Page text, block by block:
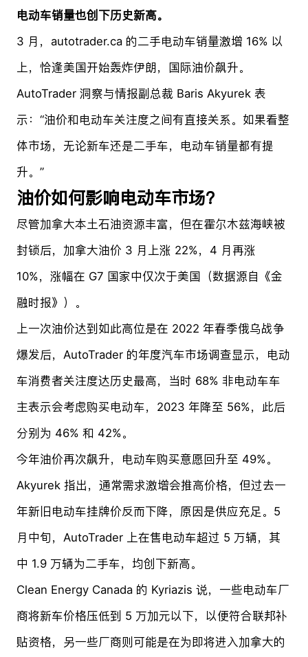
电动车销量也创下历史新高。
3 月，autotrader.ca 的二手电动车销量激增 16% 以
上，恰逢美国开始轰炸伊朗，国际油价飙升。
AutoTrader 洞察与情报副总裁 Baris Akyurek 表
示：“油价和电动车关注度之间有直接关系。如果看整
体市场，无论新车还是二手车，电动车销量都有提
升。”
油价如何影响电动车市场？
尽管加拿大本土石油资源丰富，但在霍尔木兹海峡被
封锁后，加拿大油价 3 月上涨 22%，4 月再涨
10%，涨幅在 G7 国家中仅次于美国（数据源自《金
融时报》）。
上一次油价达到如此高位是在 2022 年春季俄乌战争
爆发后，AutoTrader 的年度汽车市场调查显示，电动
车消费者关注度达历史最高，当时 68% 非电动车车
主表示会考虑购买电动车，2023 年降至 56%，此后
分别为 46% 和 42%。
今年油价再次飙升，电动车购买意愿回升至 49%。
Akyurek 指出，通常需求激增会推高价格，但过去一
年新旧电动车挂牌价反而下降，原因是供应充足。5
月中旬，AutoTrader 上在售电动车超过 5 万辆，其
中 1.9 万辆为二手车，均创下新高。
Clean Energy Canada 的 Kyriazis 说，一些电动车厂
商将新车价格压低到 5 万加元以下，以便符合联邦补
贴资格，另一些厂商则可能是在为即将进入加拿大的